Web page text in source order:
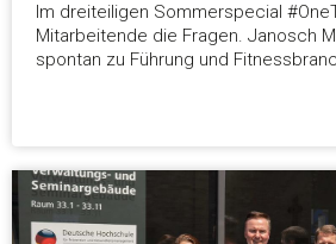
Im dreiteiligen Sommerspecial
Mitarbeitende die Fragen. Janosch
spontan zu Führung und